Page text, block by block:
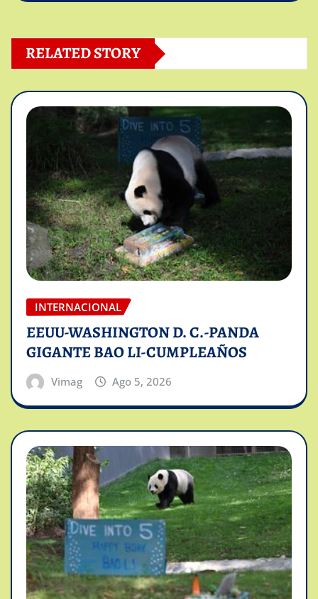
RELATED STORY
INTERNACIONAL
EEUU-WASHINGTON D. C.-PANDA
GIGANTE BAO LI-CUMPLEAÑOS
Vimag Ago 5, 2026